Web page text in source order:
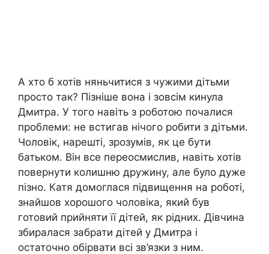
А хто б хотів няньчитися з чужими дітьми
просто так? Пізніше вона і зовсім кинула
Дмитра. У того навіть з роботою почалися
проблеми: не встигав нічого робити з дітьми.
Чоловік, нарешті, зрозумів, як це бути
батьком. Він все переосмислив, навіть хотів
повернути колишню дружину, але було дуже
пізно. Катя домоглася підвищення на роботі,
знайшов хорошого чоловіка, який був
готовий прийняти її дітей, як рідних. Дівчина
збиралася забрати дітей у Дмитра і
остаточно обірвати всі зв’язки з ним.